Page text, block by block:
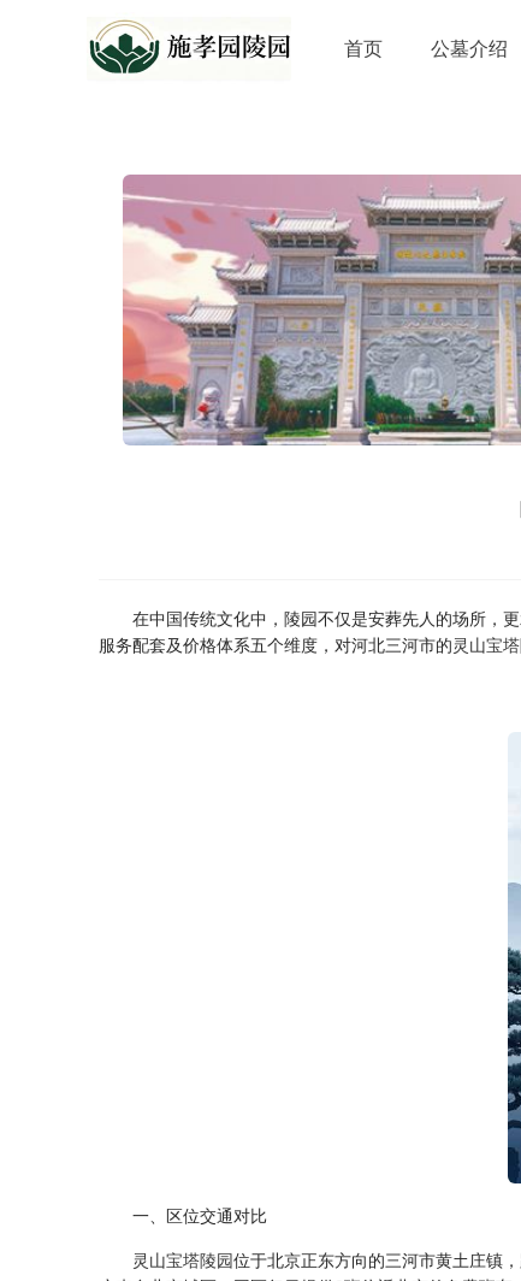
首页 公墓介绍
在中国传统文化中，陵园不仅是安葬先人的场所，
服务配套及价格体系五个维度，对河北三河市的灵山宝
一、区位交通对比
灵山宝塔陵园位于北京正东方向的三河市黄土庄镇